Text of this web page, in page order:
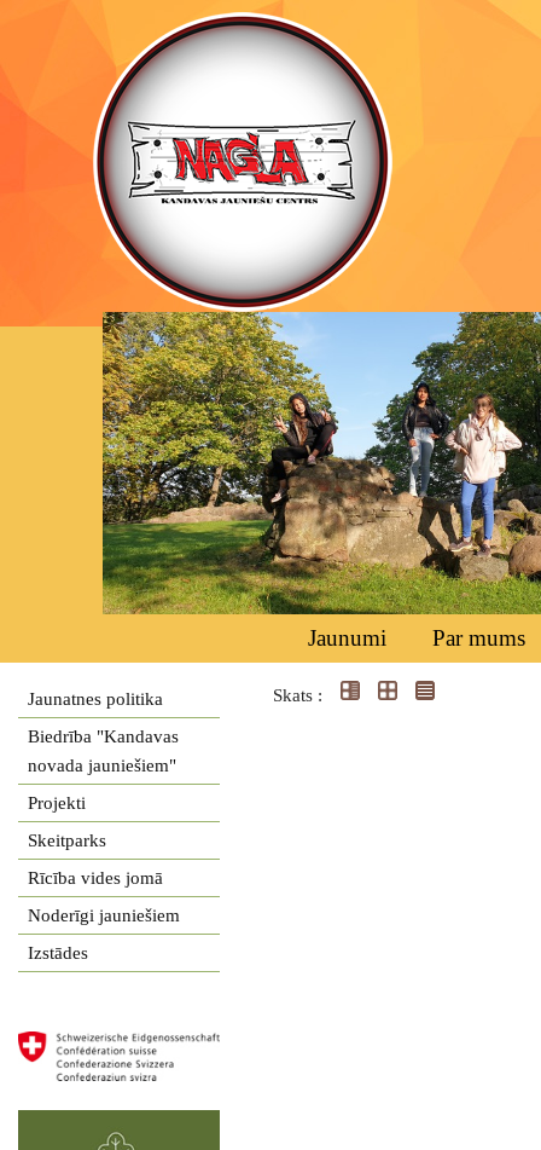
Jaunumi Par mums
Jaunatnes politika
Biedrība "Kandavas
novada jauniešiem"
Projekti
Skeitparks
Rīcība vides jomā
Noderīgi jauniešiem
Izstādes
Skats :